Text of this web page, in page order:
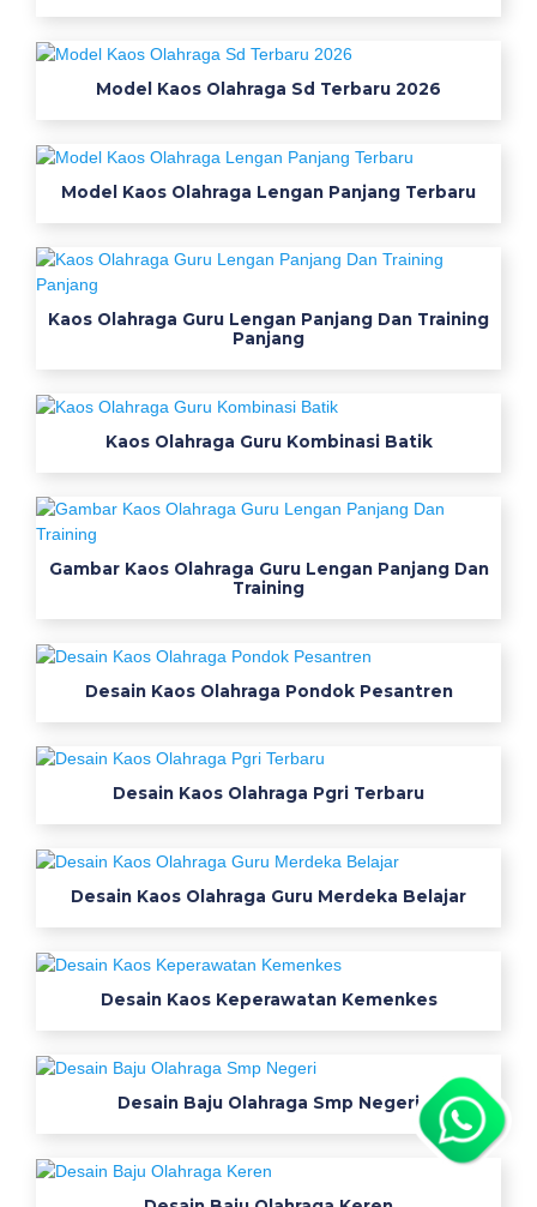
Model Kaos Olahraga Sd Terbaru 2026
Model Kaos Olahraga Lengan Panjang Terbaru
Kaos Olahraga Guru Lengan Panjang Dan Training
Panjang
Kaos Olahraga Guru Kombinasi Batik
Gambar Kaos Olahraga Guru Lengan Panjang Dan
Training
Desain Kaos Olahraga Pondok Pesantren
Desain Kaos Olahraga Pgri Terbaru
Desain Kaos Olahraga Guru Merdeka Belajar
Desain Kaos Keperawatan Kemenkes
Desain Baju Olahraga Smp Negeri